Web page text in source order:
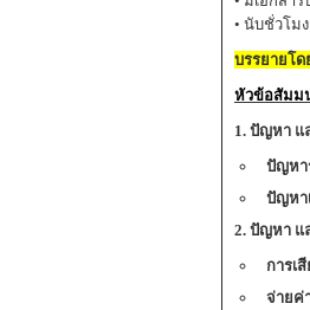
• นับชั่วโม
บรรยายโ
หัวข้อสัมม
1. ปัญหา แ
ปัญหา
ปัญหา
2. ปัญหา แ
การเ
จ่ายค่